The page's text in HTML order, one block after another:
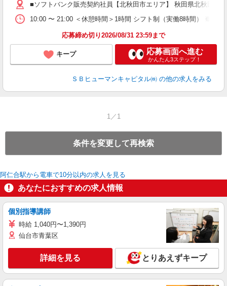
■ソフトバンク販売契約社員【北秋田市エリア】 秋田県北秋田市
10:00 〜 21:00 ＜休憩時間＞1時間 シフト制（実働8時間） ※営
応募締め切り2026/08/31 23:59まで
キープ 応募画面へ進む
かんたん3ステップ！
ＳＢヒューマンキャピタル㈱ の他の求人をみる
1／1
条件を変更して再検索
阿仁合駅から電車で10分以内の求人を見る
あなたにおすすめの求人情報
個別指導講師
時給 1,040円〜1,390円
仙台市青葉区
詳細を見る とりあえずキープ